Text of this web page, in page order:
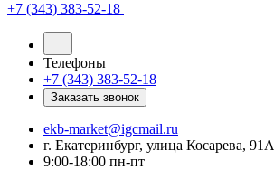
+7 (343) 383-52-18
Телефоны
+7 (343) 383-52-18
Заказать звонок
ekb-market@igcmail.ru
г. Екатеринбург, улица Косарева, 91А
9:00-18:00 пн-пт